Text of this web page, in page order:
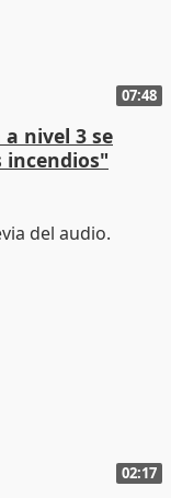
07:48
nivel 3 se
incendios"
02:17